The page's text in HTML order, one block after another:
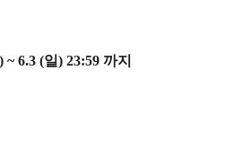
) ~ 6.3 (일) 23:59 까지